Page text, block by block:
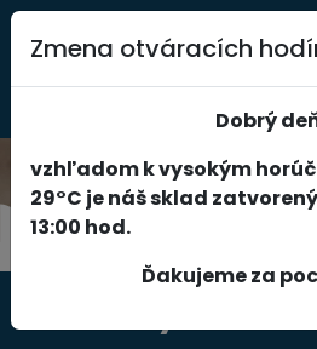
0
Zmena otváracích
Dobrý
vzhľadom k vysokým
29°C je náš sklad
13:00 hod.
Ďakujeme za